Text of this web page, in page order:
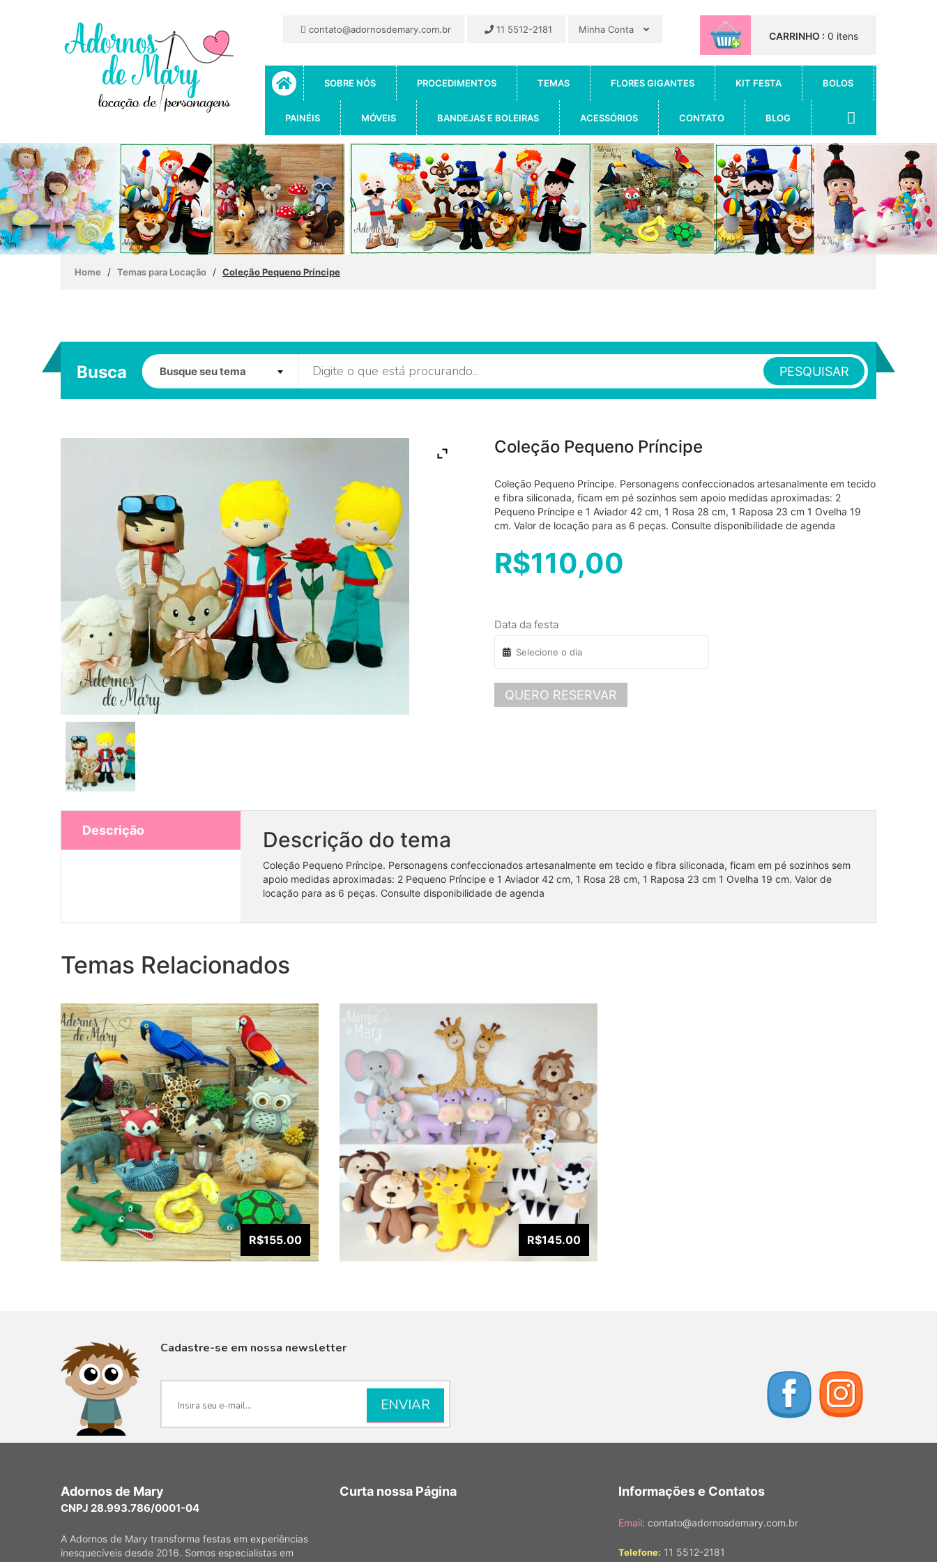
CARRINHO : 0 itens
contato@adornosdemary.com.br 11 5512-2181 Minha Conta
SOBRE NÓS PROCEDIMENTOS TEMAS FLORES GIGANTES KIT FESTA BOLOS
PAINÉIS MÓVEIS BANDEJAS E BOLEIRAS ACESSÓRIOS CONTATO BLOG
Home / Temas para Locação / Coleção Pequeno Príncipe
Busca PESQUISAR
Coleção Pequeno Príncipe
Coleção Pequeno Príncipe. Personagens confeccionados artesanalmente em tecido
e fibra siliconada, ficam em pé sozinhos sem apoio medidas aproximadas: 2
Pequeno Príncipe e 1 Aviador 42 cm, 1 Rosa 28 cm, 1 Raposa 23 cm 1 Ovelha 19
cm. Valor de locação para as 6 peças. Consulte disponibilidade de agenda
R$110,00
Data da festa
QUERO RESERVAR
Descrição Descrição do tema
Coleção Pequeno Príncipe. Personagens confeccionados artesanalmente em tecido e fibra siliconada, ficam em pé sozinhos sem
apoio medidas aproximadas: 2 Pequeno Príncipe e 1 Aviador 42 cm, 1 Rosa 28 cm, 1 Raposa 23 cm 1 Ovelha 19 cm. Valor de
locação para as 6 peças. Consulte disponibilidade de agenda
Temas Relacionados
R$155.00
VISUALIZAR
R$145.00
VISUALIZAR
Cadastre-se em nossa newsletter
Adornos de Mary
CNPJ 28.993.786/0001-04
A Adornos de Mary transforma festas em experiências
inesquecíveis desde 2016. Somos especialistas em
Curta nossa Página Informações e Contatos
Email: contato@adornosdemary.com.br
Telefone: 11 5512-2181